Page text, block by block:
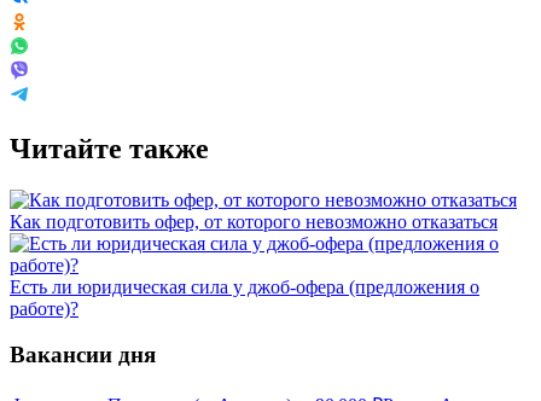
Читайте также
Как подготовить офер, от которого невозможно отказаться
Есть ли юридическая сила у джоб-офера (предложения о
работе)?
Вакансии дня